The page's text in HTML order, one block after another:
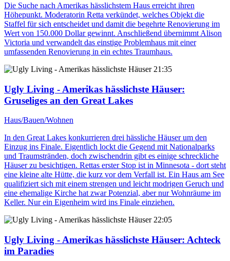
Die Suche nach Amerikas hässlichstem Haus erreicht ihren
Höhepunkt. Moderatorin Retta verkündet, welches Objekt die
Staffel für sich entscheidet und damit die begehrte Renovierung im
Wert von 150.000 Dollar gewinnt. Anschließend übernimmt Alison
Victoria und verwandelt das einstige Problemhaus mit einer
umfassenden Renovierung in ein echtes Traumhaus.
21:35
Ugly Living - Amerikas hässlichste Häuser:
Gruseliges an den Great Lakes
Haus/Bauen/Wohnen
In den Great Lakes konkurrieren drei hässliche Häuser um den
Einzug ins Finale. Eigentlich lockt die Gegend mit Nationalparks
und Traumstränden, doch zwischendrin gibt es einige schreckliche
Häuser zu besichtigen. Rettas erster Stop ist in Minnesota - dort steht
eine kleine alte Hütte, die kurz vor dem Verfall ist. Ein Haus am See
qualifiziert sich mit einem strengen und leicht modrigen Geruch und
eine ehemalige Kirche hat zwar Potenzial, aber nur Wohnräume im
Keller. Nur ein Eigenheim wird ins Finale einziehen.
22:05
Ugly Living - Amerikas hässlichste Häuser: Achteck
im Paradies